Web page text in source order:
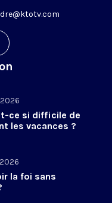
ce si difficile de
les vacances ?
la foi sans